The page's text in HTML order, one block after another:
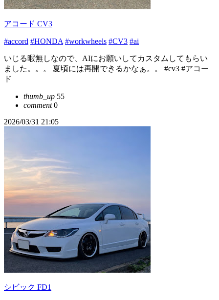
アコード CV3
#accord #HONDA #workwheels #CV3 #ai
いじる暇無しなので、AIにお願いしてカスタムしてもらい
ました。。。 夏頃には再開できるかなぁ。。 #cv3 #アコー
ド
thumb_up 55
comment0
2026/03/31 21:05
シビック FD1